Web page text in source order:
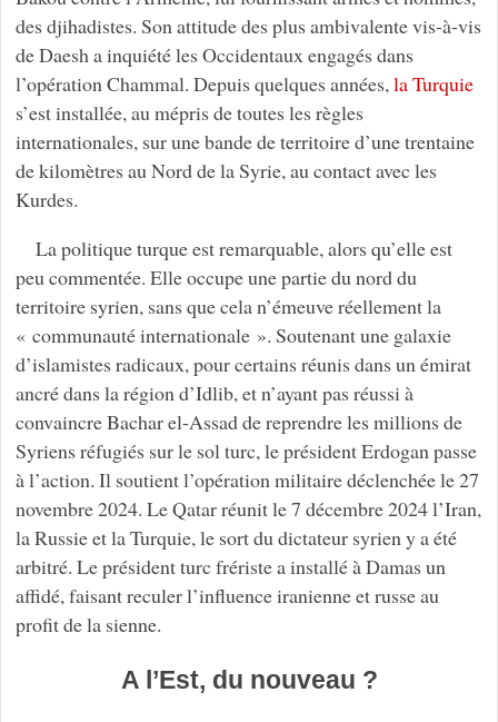
des djihadistes. Son attitude des plus ambivalente vis-à-vis
de Daesh a inquiété les Occidentaux engagés dans
l’opération Chammal. Depuis quelques années, la Turquie
s’est installée, au mépris de toutes les règles
internationales, sur une bande de territoire d’une trentaine
de kilomètres au Nord de la Syrie, au contact avec les
Kurdes.
La politique turque est remarquable, alors qu’elle est
peu commentée. Elle occupe une partie du nord du
territoire syrien, sans que cela n’émeuve réellement la
« communauté internationale ». Soutenant une galaxie
d’islamistes radicaux, pour certains réunis dans un émirat
ancré dans la région d’Idlib, et n’ayant pas réussi à
convaincre Bachar el-Assad de reprendre les millions de
Syriens réfugiés sur le sol turc, le président Erdogan passe
à l’action. Il soutient l’opération militaire déclenchée le 27
novembre 2024. Le Qatar réunit le 7 décembre 2024 l’Iran,
la Russie et la Turquie, le sort du dictateur syrien y a été
arbitré. Le président turc frériste a installé à Damas un
affidé, faisant reculer l’influence iranienne et russe au
profit de la sienne.
A l’Est, du nouveau ?